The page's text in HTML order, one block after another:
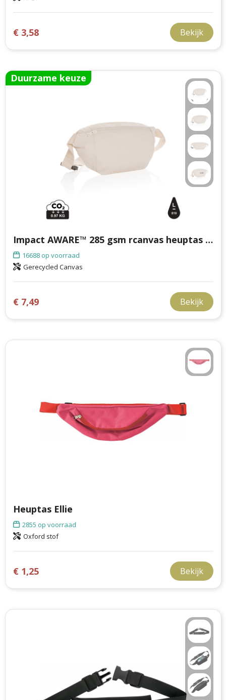
€ 3,58 Bekijk
Duurzame keuze
Impact AWARE™ 285 gsm rcanvas heuptas ongeverfd
16688op voorraad
Gerecycled Canvas
€ 7,49 Bekijk
Heuptas Ellie
2855 op voorraad
Oxford stof
€ 1,25 Bekijk